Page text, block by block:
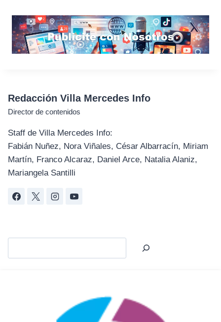
Redacción Villa Mercedes Info
Director de contenidos
Staff de Villa Mercedes Info:
Fabián Nuñez, Nora Viñales, César Albarracín, Miriam
Martín, Franco Alcaraz, Daniel Arce, Natalia Alaniz,
Mariangela Santilli